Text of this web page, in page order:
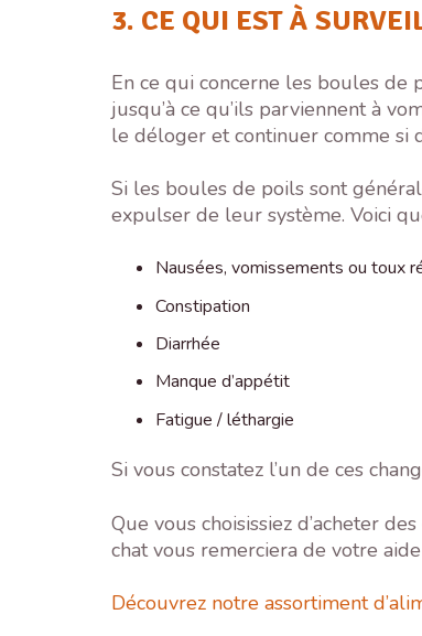
3. CE QUI EST À
En ce qui concerne les boules
jusqu’à ce qu’ils parviennent à
le déloger et continuer comme si
Si les boules de poils sont
expulser de leur système. Voici
Nausées, vomissements ou toux
Constipation
Diarrhée
Manque d’appétit
Fatigue / léthargie
Si vous constatez l’un de ces
Que vous choisissiez d’acheter
chat vous remerciera de votre
Découvrez notre assortiment